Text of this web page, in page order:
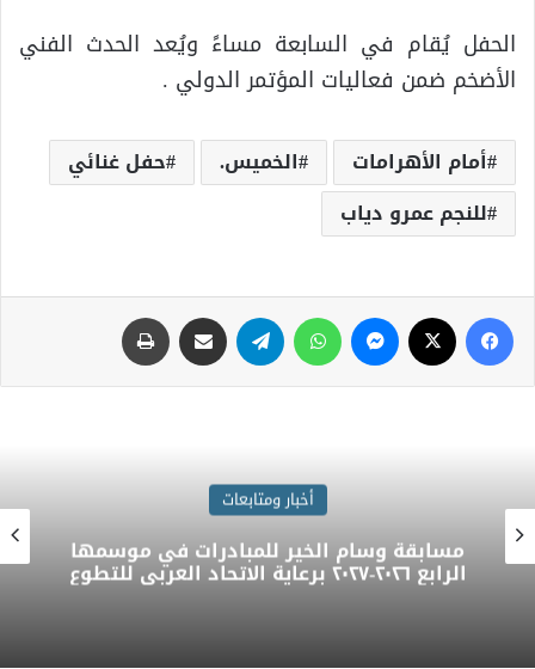
الحفل يُقام في السابعة مساءً ويُعد الحدث الفني
الأضخم ضمن فعاليات المؤتمر الدولي .
أمام الأهرامات الخميس.
حفل غنائي
للنجم عمرو دياب
أخبار ومتابعات
مسابقة وسام الخير للمبادرات في موسمها
الرابع ٢٠٢٦-٢٠٢٧ برعاية الاتحاد العربى للتطوع